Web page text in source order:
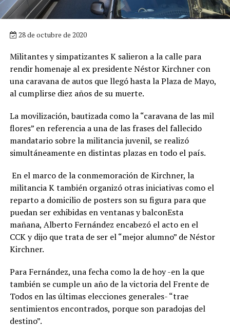
28 de octubre de 2020
Militantes y simpatizantes K salieron a la calle para
rendir homenaje al ex presidente Néstor Kirchner con
una caravana de autos que llegó hasta la Plaza de Mayo,
al cumplirse diez años de su muerte.
La movilización, bautizada como la “caravana de las mil
flores” en referencia a una de las frases del fallecido
mandatario sobre la militancia juvenil, se realizó
simultáneamente en distintas plazas en todo el país.
En el marco de la conmemoración de Kirchner, la
militancia K también organizó otras iniciativas como el
reparto a domicilio de posters son su figura para que
puedan ser exhibidas en ventanas y balconEsta
mañana, Alberto Fernández encabezó el acto en el
CCK y dijo que trata de ser el “mejor alumno” de Néstor
Kirchner.
Para Fernández, una fecha como la de hoy -en la que
también se cumple un año de la victoria del Frente de
Todos en las últimas elecciones generales- “trae
sentimientos encontrados, porque son paradojas del
destino”.